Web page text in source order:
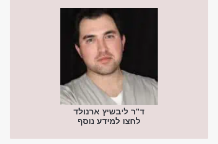
ד"ר ליבשיץ ארנולד
לחצו למידע נוסף